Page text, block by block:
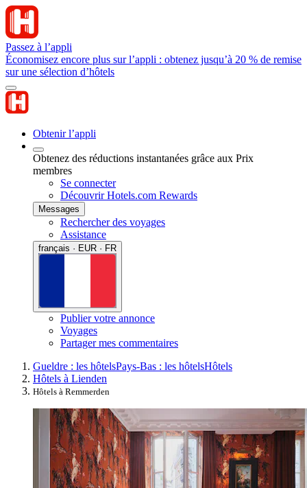
Passez à l’appli
Économisez encore plus sur l’appli : obtenez jusqu’à 20 % de remise
sur une sélection d’hôtels
Obtenir l’appli
Obtenez des réductions instantanées grâce aux Prix
membres
Se connecter
Découvrir Hotels.com Rewards
Messages
Rechercher des voyages
Assistance
français · EUR · FR
Publier votre annonce
Voyages
Partager mes commentaires
Gueldre : les hôtelsPays-Bas : les hôtelsHôtels
Hôtels à Lienden
Hôtels à Remmerden